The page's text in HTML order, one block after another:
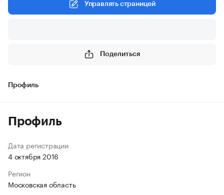
Управлять страницей
Поделиться
Профиль
Профиль
Дата регистрации
4 октября 2016
Регион
Московская область